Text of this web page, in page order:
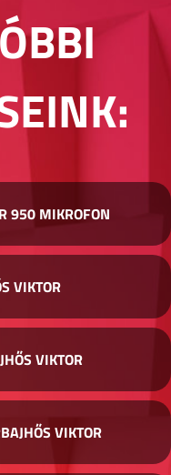
950 MIKROFON
VIKTOR
VIKTOR
VIKTOR